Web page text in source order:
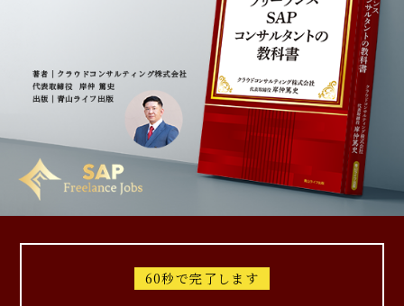
60秒で完了します